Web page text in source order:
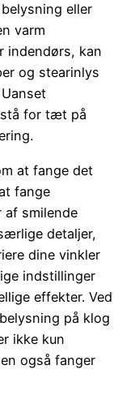
eller
varm
indendørs, kan
og stearinlys
stå for tæt på
at fange det
fange
af smilende
detaljer,
dine vinkler
indstillinger
effekter. Ved
på klog
ikke kun
også fanger